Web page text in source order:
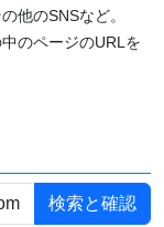
他のSNSなど。
のページのURLを